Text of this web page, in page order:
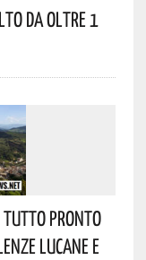
Da Oltre 1
Tutto Pronto
Lucane E